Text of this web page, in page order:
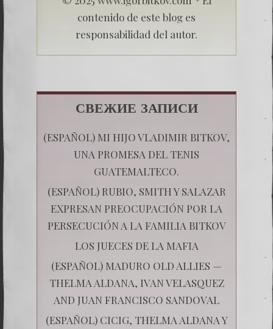
contenido de este blog es
responsabilidad del autor.
СВЕЖИЕ ЗАПИСИ
(ESPAÑOL) MI HIJO VLADIMIR BITKOV,
UNA PROMESA DEL TENIS
GUATEMALTECO.
(ESPAÑOL) RUBIO, SMITH Y SALAZAR
EXPRESAN PREOCUPACIÓN POR LA
PERSECUCIÓN A LA FAMILIA BITKOV
LOS JUECES DE LA MAFIA
(ESPAÑOL) MADURO OLD ALLIES —
THELMA ALDANA, IVAN VELASQUEZ
AND JUAN FRANCISCO SANDOVAL
(ESPAÑOL) CICIG, THELMA ALDANA Y